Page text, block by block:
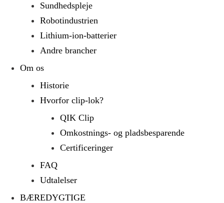
Sundhedspleje
Robotindustrien
Lithium-ion-batterier
Andre brancher
Om os
Historie
Hvorfor clip-lok?
QIK Clip
Omkostnings- og pladsbesparende
Certificeringer
FAQ
Udtalelser
BÆREDYGTIGE